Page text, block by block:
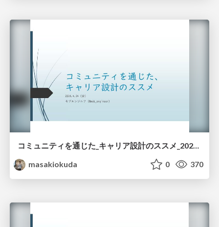
コミュニティを通じた_キャリア設計のススメ_20260424.pdf
masakiokuda
0 370